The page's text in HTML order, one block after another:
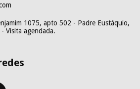
1075, apto 502 - Padre Eustáquio,
Visita agendada.